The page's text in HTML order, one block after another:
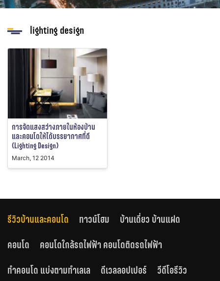
lighting design
การจัดแสงสว่างภายในห้องบ้าน
และคอนโดให้ได้บรรยากาศที่ดี
(Lighting Design)
March, 12 2014
รีวิวบ้านและคอนโด ทาวน์โฮม
บ้านเดี่ยว บ้านแฝด
คอนโด
คอนโดใกล้รถไฟฟ้า คอนโดติดรถไฟฟ้า
ทำคอนโด แบ่งตามทำเลเล
ดีเวลลอปเปอร์ วีดีโอรีวิว